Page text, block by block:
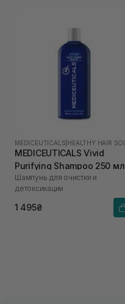
MEDICEUTICALS
MEDICEUTICALS Vivid
Purifying Shampoo 250 мл
Шампунь для очистки и
детоксикации
1 495₴